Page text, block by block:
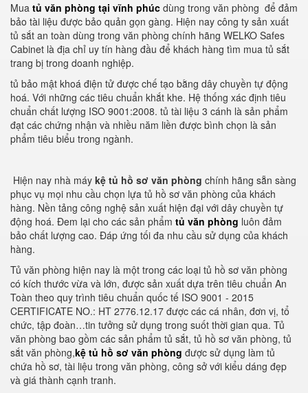
Mua tủ văn phòng tại vĩnh phúc dùng trong văn phòng để đảm
bảo tài liệu được bảo quản gọn gàng. Hiện nay công ty sản xuất
tủ sắt an toàn dùng trong văn phòng chính hãng WELKO Safes
Cabinet là địa chỉ uy tín hàng đầu để khách hàng tìm mua tủ sắt
trang bị trong doanh nghiệp.
tủ bảo mật khoá điện tử được chế tạo bằng dây chuyền tự động
hoá. Với những các tiêu chuẩn khắt khe. Hệ thống xác định tiêu
chuẩn chất lượng ISO 9001:2008. tủ tài liệu 3 cánh là sản phẩm
đạt các chứng nhận và nhiều năm liền được bình chọn là sản
phẩm tiêu biểu trong ngành.
Hiện nay nhà máy kệ tủ hồ sơ văn phòng chính hãng sẵn sàng
phục vụ mọi nhu cầu chọn lựa tủ hồ sơ văn phòng của khách
hàng. Nền tảng công nghệ sản xuất hiện đại với dây chuyền tự
động hoá. Đem lại cho các sản phẩm tủ văn phòng luôn đảm
bảo chất lượng cao. Đáp ứng tối đa nhu cầu sử dụng của khách
hàng.
Tủ văn phòng hiện nay là một trong các loại tủ hồ sơ văn phòng
có kích thước vừa và lớn, được sản xuất dựa trên tiêu chuẩn An
Toàn theo quy trình tiêu chuẩn quốc tế ISO 9001 - 2015
CERTIFICATE NO.: HT 2776.12.17 được các cá nhân, đơn vị, tổ
chức, tập đoàn…tin tưởng sử dụng trong suốt thời gian qua. Tủ
văn phòng bao gồm các sản phẩm tủ sắt, tủ hồ sơ văn phòng, tủ
sắt văn phòng,kệ tủ hồ sơ văn phòng được sử dụng làm tủ
chứa hồ sơ, tài liệu trong văn phòng, công sở với kiểu dáng đẹp
và giá thành cạnh tranh.